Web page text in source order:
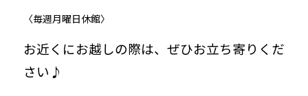
〈毎週月曜日休館〉
お近くにお越しの際は、ぜひお立ち寄りくだ
さい♪